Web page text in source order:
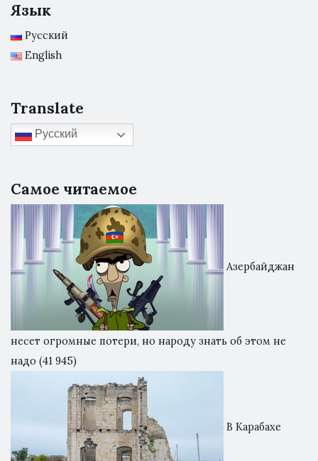
Язык
Русский
English
Translate
Русский
Самое читаемое
Азербайджан
несет огромные потери, но народу знать об этом не
надо (41 945)
В Карабахе